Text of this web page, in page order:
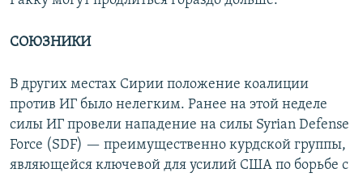
СОЮЗНИКИ
В других местах Сирии положение коалиции
против ИГ было нелегким. Ранее на этой неделе
силы ИГ провели нападение на силы Syrian Defense
Force (SDF) — преимущественно курдской группы,
являющейся ключевой для усилий США по борьбе с